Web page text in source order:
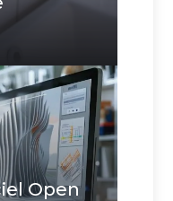
Open